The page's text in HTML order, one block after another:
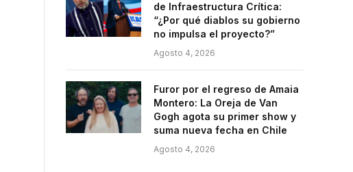
de Infraestructura Crítica:
“¿Por qué diablos su gobierno
no impulsa el proyecto?”
Agosto 4, 2026
Furor por el regreso de Amaia
Montero: La Oreja de Van
Gogh agota su primer show y
suma nueva fecha en Chile
Agosto 4, 2026